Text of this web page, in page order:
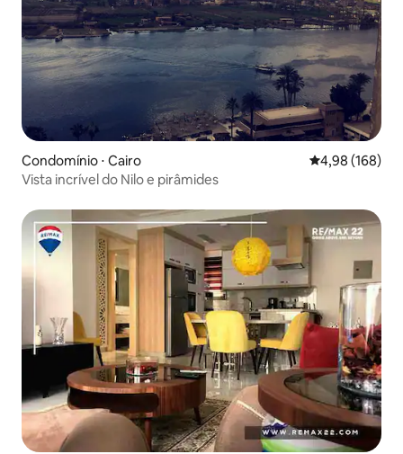
Condomínio ⋅ Cairo 4,98 de uma
4,98 (168)
Vista incrível do Nilo e pirâmides